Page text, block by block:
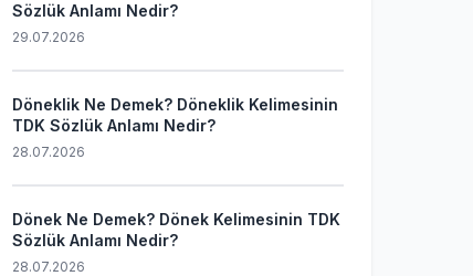
Sözlük Anlamı Nedir?
29.07.2026
Döneklik Ne Demek? Döneklik Kelimesinin
TDK Sözlük Anlamı Nedir?
28.07.2026
Dönek Ne Demek? Dönek Kelimesinin TDK
Sözlük Anlamı Nedir?
28.07.2026